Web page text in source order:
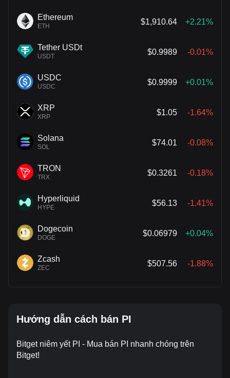
Ethereum
ETH
$1,910.64 +2.21%
Tether USDt
USDT
$0.9989 -0.01%
USDC
USDC
$0.9999 +0.01%
XRP
XRP
$1.05 -1.64%
Solana
SOL
$74.01 -0.08%
TRON
TRX
$0.3261 -0.18%
Hyperliquid
HYPE
$56.13 -1.41%
Dogecoin
DOGE
$0.06979 +0.04%
Zcash
ZEC
$507.56 -1.88%
Hướng dẫn cách bán PI
Bitget niêm yết PI - Mua bán PI nhanh chóng trên
Bitget!